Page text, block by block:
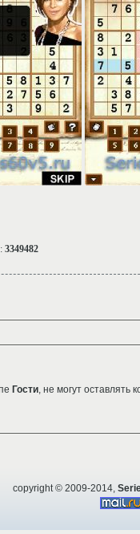
3349482
Гости, не могут оставлять
copyright © 2009-2014,